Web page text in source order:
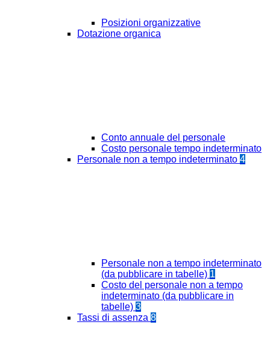
Posizioni organizzative
Dotazione organica
Conto annuale del personale
Costo personale tempo indeterminato
Personale non a tempo indeterminato 4
Personale non a tempo indeterminato
(da pubblicare in tabelle) 1
Costo del personale non a tempo
indeterminato (da pubblicare in
tabelle) 3
Tassi di assenza 8